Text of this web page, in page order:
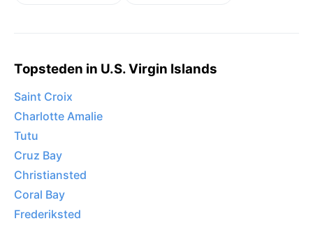
Topsteden in U.S. Virgin Islands
Saint Croix
Charlotte Amalie
Tutu
Cruz Bay
Christiansted
Coral Bay
Frederiksted